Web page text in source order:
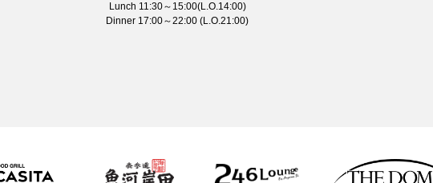
Lunch 11:30～15:00(L.O.14:00)
Dinner 17:00～22:00 (L.O.21:00)